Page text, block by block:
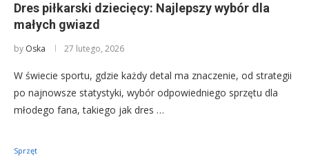
Dres piłkarski dziecięcy: Najlepszy wybór dla
małych gwiazd
by Oska 27 lutego, 2026
W świecie sportu, gdzie każdy detal ma znaczenie, od strategii
po najnowsze statystyki, wybór odpowiedniego sprzętu dla
młodego fana, takiego jak dres …
Sprzęt